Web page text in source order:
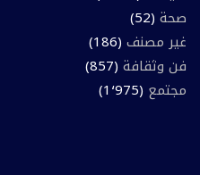
صحة (52)
غير مصنف (186)
فن وثقافة (857)
مجتمع (1٬975)